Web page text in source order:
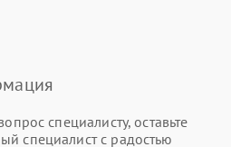
специалисту, оставьте
специалист с радостью